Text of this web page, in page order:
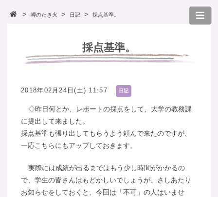
岬のたき火 日記 採点基準。
採点基準。
2018年02月24日(土) 11:57 日記
◇昨日何とか、レポートの採点をして、大学の教務課
に提出して来ました。
採点基準も張り出してもらうよう頼んで来たのですが、
一応こちらにもアップしておきます。
実際には成績が出るまではもう少し時間がかかるの
で、学生の皆さんはもどかしいでしょうが、さしあたり
お知らせをしておくと、今回は「不可」の人はいませ